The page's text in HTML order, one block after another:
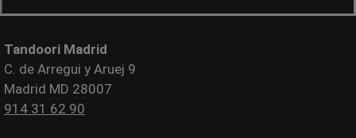
Tandoori Madrid
C. de Arregui y Aruej 9
Madrid MD 28007
914 31 62 90